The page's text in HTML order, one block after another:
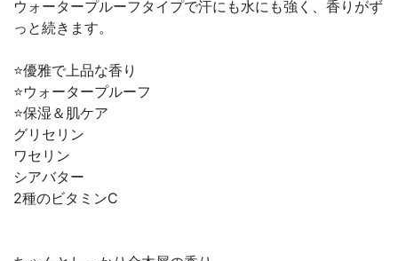
ウォータープルーフタイプで汗にも水にも強く、香りがず
っと続きます。
⭐️優雅で上品な香り
⭐️ウォータープルーフ
⭐️保湿＆肌ケア
グリセリン
ワセリン
シアバター
2種のビタミンC